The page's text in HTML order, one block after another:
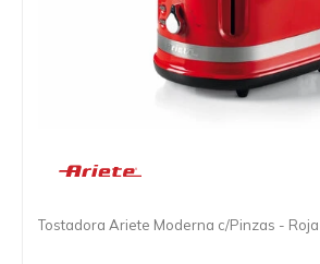
Tostadora Ariete Moderna c/Pinzas - Roja